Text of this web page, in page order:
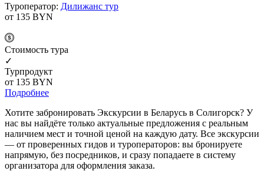
Туроператор: Дилижанс тур
от 135 BYN
Cтоимость тура
✓
Турпродукт
от 135 BYN
Подробнее
Хотите забронировать Экскурсии в Беларусь в Солигорск? У
нас вы найдёте только актуальные предложения с реальным
наличием мест и точной ценой на каждую дату. Все экскурсии
— от проверенных гидов и туроператоров: вы бронируете
напрямую, без посредников, и сразу попадаете в систему
организатора для оформления заказа.